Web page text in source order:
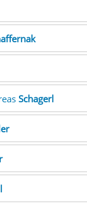
Schagerl